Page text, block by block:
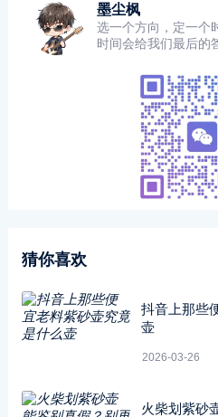
墨尘枫
选一个方向，定一个
时间会给我们最后的
猜你喜欢
抖音上那些
壶
2026-03-26
火柴划紫砂